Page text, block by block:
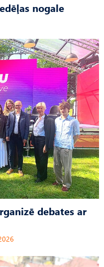
nogale
debates ar